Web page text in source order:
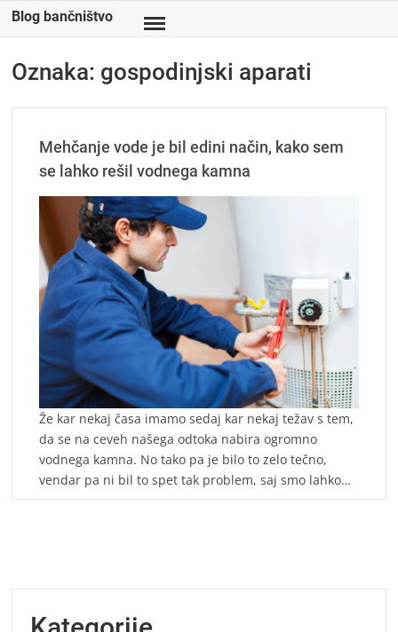
SkipBlog bančništvo
Oznaka: gospodinjski aparati
Mehčanje vode je bil edini način, kako sem
se lahko rešil vodnega kamna
Že kar nekaj časa imamo sedaj kar nekaj težav s tem,
da se na ceveh našega odtoka nabira ogromno
vodnega kamna. No tako pa je bilo to zelo tečno,
vendar pa ni bil to spet tak problem, saj smo lahko…